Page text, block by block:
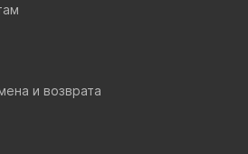
и возврата